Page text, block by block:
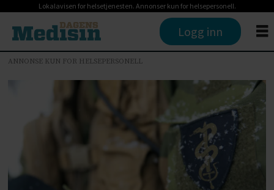
Lokalavisen for helsetjenesten. Annonser kun for helsepersonell.
Logg inn
ANNONSE KUN FOR HELSEPERSONELL